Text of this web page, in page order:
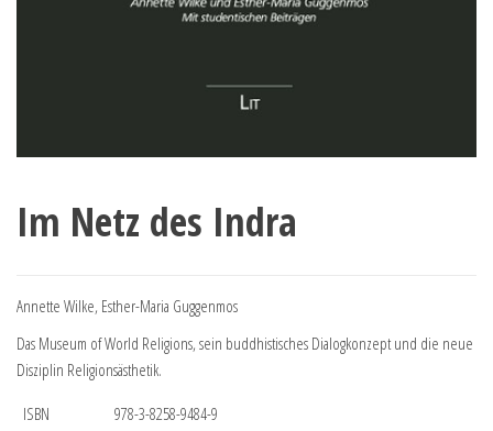
Im Netz des Indra
Annette Wilke, Esther-Maria Guggenmos
Das Museum of World Religions, sein buddhistisches Dialogkonzept und die neue
Disziplin Religionsästhetik.
ISBN
978-3-8258-9484-9